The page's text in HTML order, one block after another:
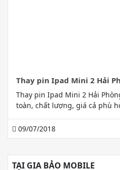
Thay pin Ipad Mini 2 Hải
Thay pin Ipad Mini 2 Hải
toàn, chất lượng, giá cả phù
09/07/2018
TẠI GIA BẢO MOBILE